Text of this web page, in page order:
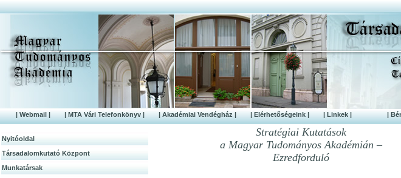
| Webmail | | MTA Vári Telefonkönyv | | Akadémiai Vendégház | | Elérhetőségeink | | Linkek | |
Nyitóoldal
Társadalomkutató Központ
Munkatársak
Stratégiai Kutatások
a Magyar Tudományos Akadémián –
Ezredforduló